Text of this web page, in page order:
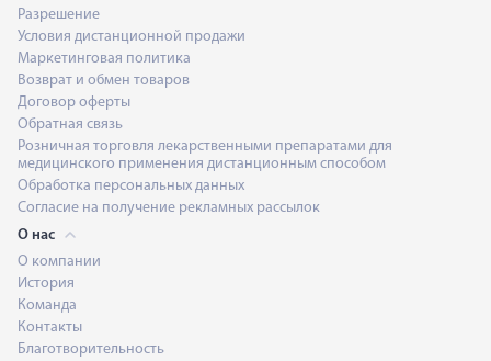
Разрешение
Условия дистанционной продажи
Маркетинговая политика
Возврат и обмен товаров
Договор оферты
Обратная связь
Розничная торговля лекарственными препаратами для
медицинского применения дистанционным способом
Обработка персональных данных
Согласие на получение рекламных рассылок
О нас
О компании
История
Команда
Контакты
Благотворительность